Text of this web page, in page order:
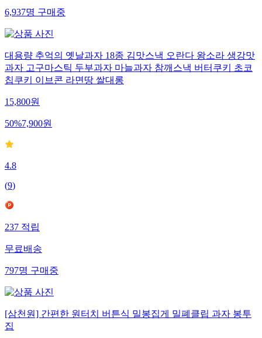
6,937명 구매중
대용량 추억의 옛날과자 18종 김맛스낵 오란다 왕소라 생강맛
과자 고구마스틱 두부과자 마늘과자 참깨스낵 버터쿠키 초코
칩쿠키 이브콘 라면땅 쌀대롱
15,800원
50%7,900원
4.8
(9)
237 적립
무료배송
797명 구매중
[삼천원] 간편한 원터치 버튼식 밀봉집게 밀폐클립 과자 봉투
집